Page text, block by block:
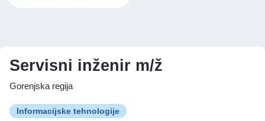
Servisni inženir m/ž
Gorenjska regija
Informacijske tehnologije